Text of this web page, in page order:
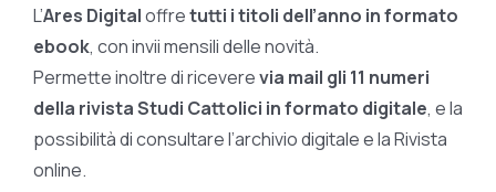
L’Ares Digitaloffretutti i titoli dell’anno in formato
ebook, con invii mensili delle novità.
Permette inoltre di riceverevia mail gli 11 numeri
della rivista Studi Cattolici in formato digitale, e la
possibilità di consultare l’archivio digitale e la Rivista
online.